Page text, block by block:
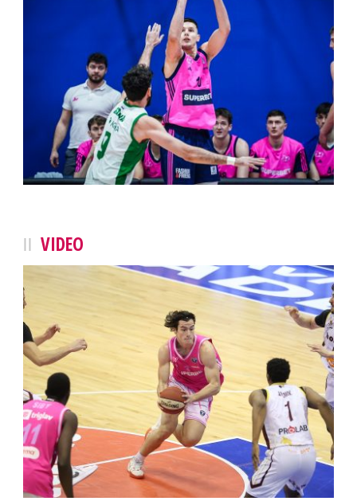
VIDEO